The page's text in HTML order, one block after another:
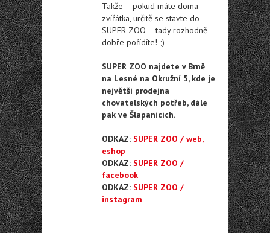
Takže – pokud máte doma
zvířátka, určitě se stavte do
SUPER ZOO – tady rozhodně
dobře pořídíte! ;)
SUPER ZOO najdete v Brně
na Lesné na Okružní 5, kde je
největší prodejna
chovatelských potřeb, dále
pak ve Šlapanicích.
ODKAZ: SUPER ZOO / web,
eshop
ODKAZ: SUPER ZOO /
facebook
ODKAZ: SUPER ZOO /
instagram